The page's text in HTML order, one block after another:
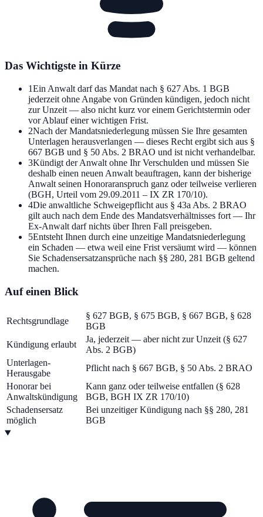
Das Wichtigste in Kürze
1Ein Anwalt darf das Mandat nach § 627 Abs. 1 BGB
jederzeit ohne Angabe von Gründen kündigen, jedoch nicht
zur Unzeit — also nicht kurz vor einem Gerichtstermin oder
vor Ablauf einer wichtigen Frist.
2Nach der Mandatsniederlegung müssen Sie Ihre gesamten
Unterlagen herausverlangen — dieses Recht ergibt sich aus §
667 BGB und § 50 Abs. 2 BRAO und ist nicht verhandelbar.
3Kündigt der Anwalt ohne Ihr Verschulden und müssen Sie
deshalb einen neuen Anwalt beauftragen, kann der bisherige
Anwalt seinen Honoraranspruch ganz oder teilweise verlieren
(BGH, Urteil vom 29.09.2011 – IX ZR 170/10).
4Die anwaltliche Schweigepflicht aus § 43a Abs. 2 BRAO
gilt auch nach dem Ende des Mandatsverhältnisses fort — Ihr
Ex-Anwalt darf nichts über Ihren Fall preisgeben.
5Entsteht Ihnen durch eine unzeitige Mandatsniederlegung
ein Schaden — etwa weil eine Frist versäumt wird — können
Sie Schadensersatzansprüche nach §§ 280, 281 BGB geltend
machen.
Auf einen Blick
Rechtsgrundlage
§ 627 BGB, § 675 BGB, § 667 BGB, § 628
BGB
Kündigung erlaubt
Ja, jederzeit — aber nicht zur Unzeit (§ 627
Abs. 2 BGB)
Unterlagen-
Herausgabe
Pflicht nach § 667 BGB, § 50 Abs. 2 BRAO
Honorar bei
Anwaltskündigung
Kann ganz oder teilweise entfallen (§ 628
BGB, BGH IX ZR 170/10)
Schadensersatz
möglich
Bei unzeitiger Kündigung nach §§ 280, 281
BGB